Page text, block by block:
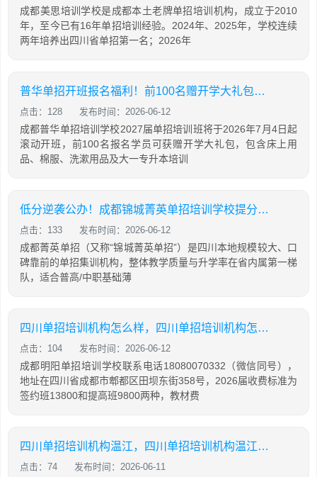
成都美思培训学校是成都本土老牌单招培训机构，成立于2010
年，至今已有16年单招培训经验。2024年、2025年，学校连续
两年培养出四川省单招第一名；2026年
普华单招开班报名福利！前100名赠开学大礼包，含床上用品，棉服，先到先得！
点击：128 发布时间：2026-06-12
成都普华单招培训学校2027届单招培训班将于2026年7月4日起
滚动开班，前100名报名学员可获赠开学大礼包，包含床上用
品、棉服、洗漱用品及大一专升本培训
低分逆袭公办！成都锦城菁英单招培训学校提分攻略
点击：133 发布时间：2026-06-12
成都菁英单招（又称“锦城菁英单招”）是四川本地规模较大、口
碑靠前的单招集训机构，整体教学质量与升学率在省内属第一梯
队，适合普高/中职基础薄
四川单招培训机构怎么样，四川单招培训机构怎么样知乎
点击：104 发布时间：2026-06-12
成都明阳单招培训学校联系电话18080070332（微信同号），
地址在四川省成都市郫都区田坝东街358号，2026届收费标准为
签约班13800和提高班9800两种，教材费
四川单招培训机构温江，四川单招培训机构温江有哪些
点击：74 发布时间：2026-06-11